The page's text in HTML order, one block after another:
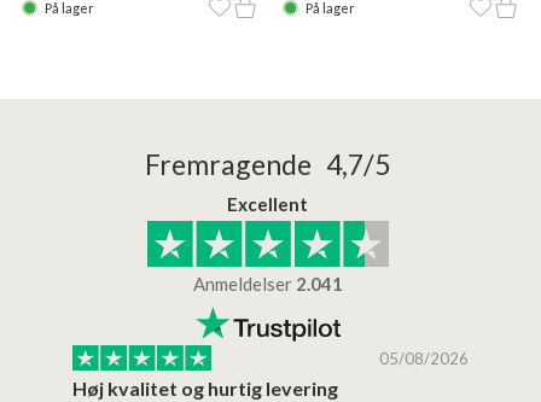
På lager På lager
Fremragende 4,7/5
Excellent
Anmeldelser 2.041
05/08/2026
Høj kvalitet og hurtig levering